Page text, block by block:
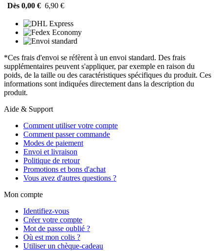
Dès 0,00 € 6,90 €
*Ces frais d'envoi se réfèrent à un envoi standard. Des frais
supplémentaires peuvent s'appliquer, par exemple en raison du
poids, de la taille ou des caractéristiques spécifiques du produit. Ces
informations sont indiquées directement dans la description du
produit.
Aide & Support
Comment utiliser votre compte
Comment passer commande
Modes de paiement
Envoi et livraison
Politique de retour
Promotions et bons d'achat
Vous avez d'autres questions ?
Mon compte
Identifiez-vous
Créer votre compte
Mot de passe oublié ?
Où est mon colis ?
Utiliser un chèque-cadeau